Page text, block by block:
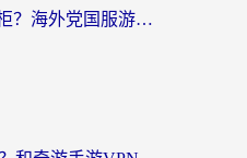
英国怎么玩叫我大掌柜？海外党国服游戏加速避坑指南（附实测推荐）